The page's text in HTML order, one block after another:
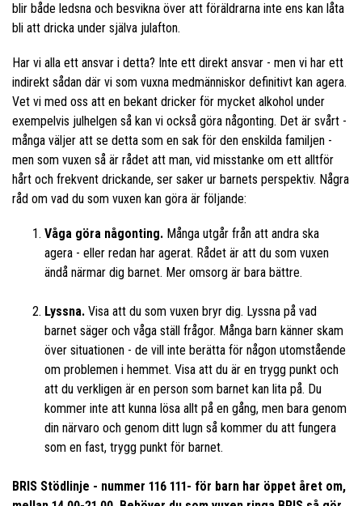
blir både ledsna och besvikna över att föräldrarna inte ens kan låta
bli att dricka under själva julafton.
Har vi alla ett ansvar i detta? Inte ett direkt ansvar - men vi har ett
indirekt sådan där vi som vuxna medmänniskor definitivt kan agera.
Vet vi med oss att en bekant dricker för mycket alkohol under
exempelvis julhelgen så kan vi också göra någonting. Det är svårt -
många väljer att se detta som en sak för den enskilda familjen -
men som vuxen så är rådet att man, vid misstanke om ett alltför
hårt och frekvent drickande, ser saker ur barnets perspektiv. Några
råd om vad du som vuxen kan göra är följande:
Våga göra någonting. Många utgår från att andra ska
agera - eller redan har agerat. Rådet är att du som vuxen
ändå närmar dig barnet. Mer omsorg är bara bättre.
Lyssna. Visa att du som vuxen bryr dig. Lyssna på vad
barnet säger och våga ställ frågor. Många barn känner skam
över situationen - de vill inte berätta för någon utomstående
om problemen i hemmet. Visa att du är en trygg punkt och
att du verkligen är en person som barnet kan lita på. Du
kommer inte att kunna lösa allt på en gång, men bara genom
din närvaro och genom ditt lugn så kommer du att fungera
som en fast, trygg punkt för barnet.
BRIS Stödlinje - nummer 116 111- för barn har öppet året om,